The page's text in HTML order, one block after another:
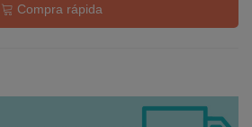
Compra rápida